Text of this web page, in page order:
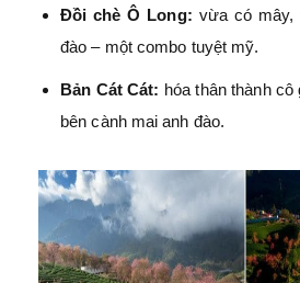
Đồi chè Ô Long: vừa có mây,
đào – một combo tuyệt mỹ.
Bản Cát Cát: hóa thân thành cô
bên cành mai anh đào.